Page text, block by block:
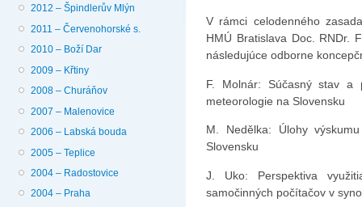
2012 – Špindlerův Mlýn
2011 – Červenohorské s.
2010 – Boží Dar
2009 – Křtiny
2008 – Churáňov
2007 – Malenovice
2006 – Labská bouda
2005 – Teplice
2004 – Radostovice
2004 – Praha
V rámci celodenného
HMÚ Bratislava Doc. RNDr.
následujúce odborne
F. Molnár: Súčasný stav a
meteorologie na Slovensku
M. Nedělka: Úlohy
Slovensku
J. Uko: Perspektiva
samočinných počítačov v